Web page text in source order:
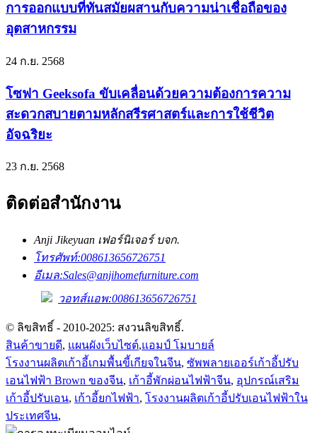
การออกแบบที่ทันสมัยผสานกับความน่าเชื่อถือของ
อุตสาหกรรม
24 ก.ย. 2568
โซฟา Geeksofa ขับเคลื่อนด้วยความต้องการความ
สะดวกสบายตามหลักสรีรศาสตร์และการใช้ชีวิต
อัจฉริยะ
23 ก.ย. 2568
ติดต่อสำนักงาน
Anji Jikeyuan เฟอร์นิเจอร์ บจก.
โทรศัพท์:008613656726751
อีเมล:Sales@anjihomefurniture.com
วอทส์แอพ:008613656726751
© ลิขสิทธิ์ - 2010-2025: สงวนลิขสิทธิ์.
สินค้าขายดี, แผนผังเว็บไซต์,แอมป์ โมบายล์
โรงงานผลิตเก้าอี้เกมพื้นขี้เกียจในจีน, ซัพพลายเออร์เก้าอี้ปรับ
เอนไฟฟ้า Brown ของจีน, เก้าอี้พักผ่อนไฟฟ้าจีน, อุปกรณ์เสริม
เก้าอี้ปรับเอน, เก้าอี้ยกไฟฟ้า, โรงงานผลิตเก้าอี้ปรับเอนไฟฟ้าใน
ประเทศจีน,